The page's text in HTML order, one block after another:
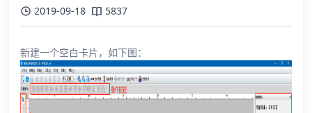
2019-09-18 5837
新建一个空白卡片，如下图：